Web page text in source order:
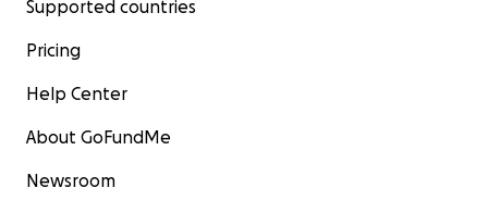
Supported countries
Pricing
Help Center
About GoFundMe
Newsroom